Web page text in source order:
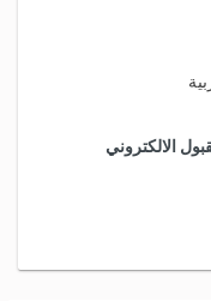
الالكتروني